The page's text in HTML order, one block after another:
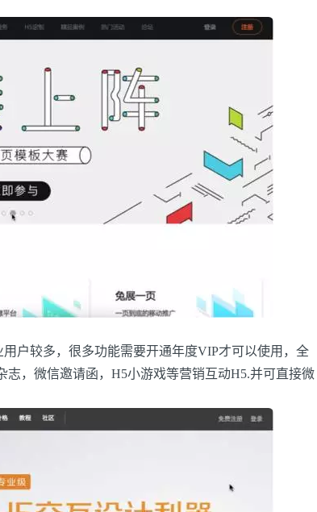
户较多，很多功能需要开通年度VIP才可以使用，全
，微信邀请函，H5小游戏等营销互动H5.并可直接微